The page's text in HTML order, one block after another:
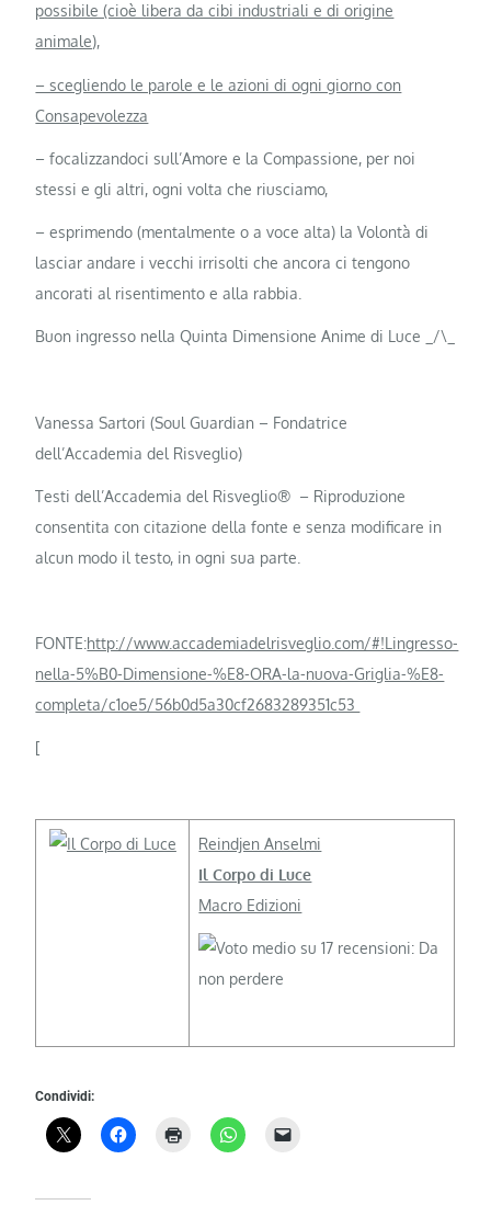
possibile (cioè libera da cibi industriali e di origine
animale),
– scegliendo le parole e le azioni di ogni giorno con
Consapevolezza
– focalizzandoci sull’Amore e la Compassione, per noi
stessi e gli altri, ogni volta che riusciamo,
– esprimendo (mentalmente o a voce alta) la Volontà di
lasciar andare i vecchi irrisolti che ancora ci tengono
ancorati al risentimento e alla rabbia.
Buon ingresso nella Quinta Dimensione Anime di Luce _/\_
Vanessa Sartori (Soul Guardian – Fondatrice
dell’Accademia del Risveglio)
Testi dell’Accademia del Risveglio® – Riproduzione
consentita con citazione della fonte e senza modificare in
alcun modo il testo, in ogni sua parte.
FONTE:http://www.accademiadelrisveglio.com/#!Lingresso-
nella-5%B0-Dimensione-%E8-ORA-la-nuova-Griglia-%E8-
completa/c1oe5/56b0d5a30cf2683289351c53
[
Reindjen Anselmi
Il Corpo di Luce
Macro Edizioni
Condividi: